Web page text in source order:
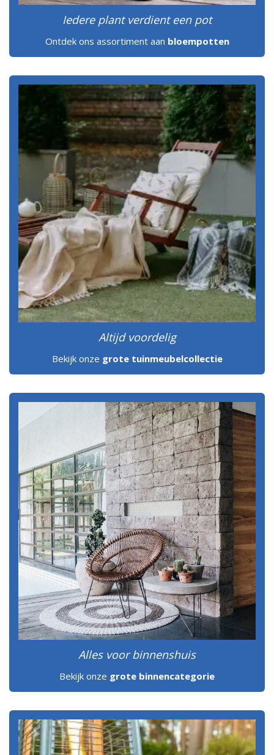
Iedere plant verdient een pot
Ontdek ons assortiment aan bloempotten
Altijd voordelig
Bekijk onze grote tuinmeubelcollectie
Alles voor binnenshuis
Bekijk onze grote binnencategorie